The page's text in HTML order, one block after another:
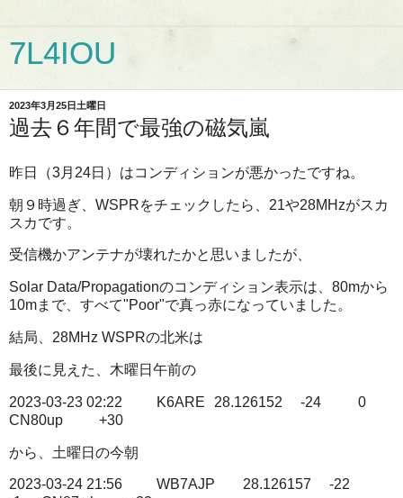
7L4IOU
2023年3月25日土曜日
過去６年間で最強の磁気嵐
昨日（3月24日）はコンディションが悪かったですね。
朝９時過ぎ、WSPRをチェックしたら、21や28MHzがスカ
スカです。
受信機かアンテナが壊れたかと思いましたが、
Solar Data/Propagationのコンディション表示は、80mから
10mまで、すべて"Poor"で真っ赤になっていました。
結局、28MHz WSPRの北米は
最後に見えた、木曜日午前の
2023-03-23 02:22 K6ARE 28.126152 -24
0
CN80up
+30
から、土曜日の今朝
2023-03-24 21:56 WB7AJP 28.126157
-22